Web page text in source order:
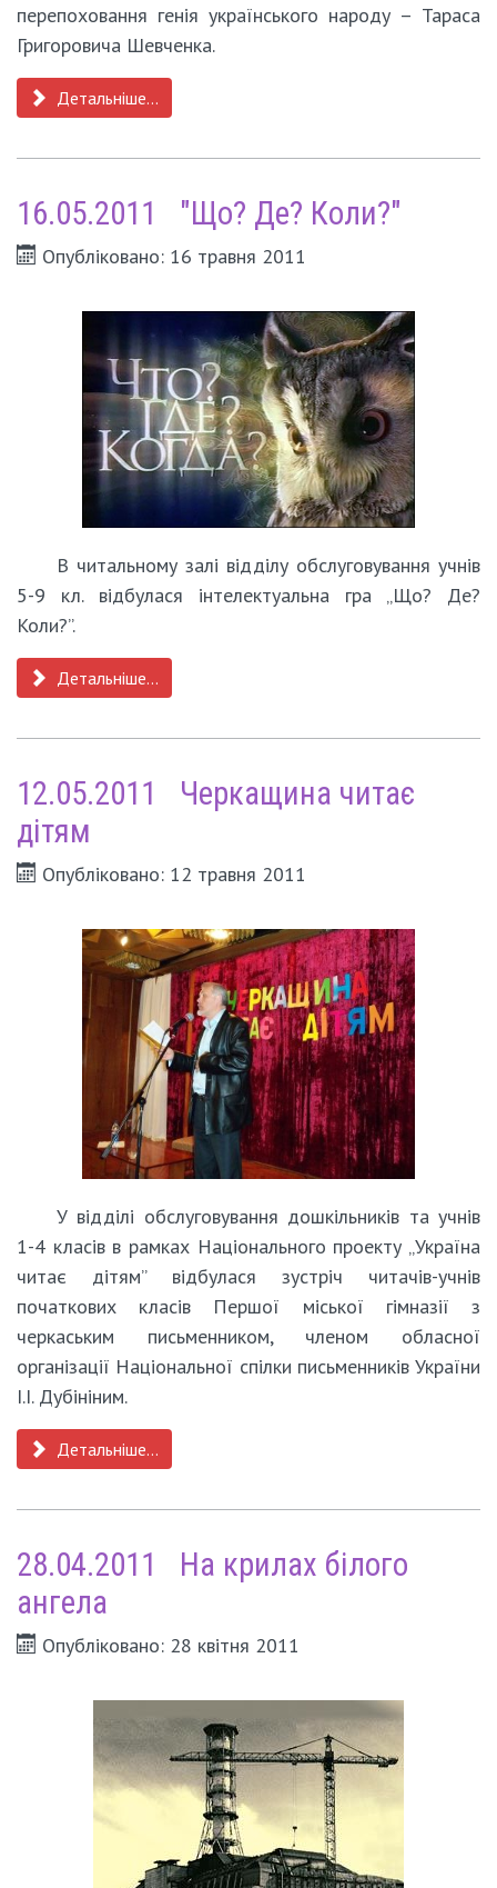
перепоховання генія українського народу – Тараса
Григоровича Шевченка.
Детальніше...
16.05.2011 "Що? Де? Коли?"
Опубліковано: 16 травня 2011
В читальному залі відділу обслуговування учнів
5-9 кл. відбулася інтелектуальна гра „Що? Де?
Коли?”.
Детальніше...
12.05.2011 Черкащина читає
дітям
Опубліковано: 12 травня 2011
У відділі обслуговування дошкільників та учнів
1-4 класів в рамках Національного проекту „Україна
читає дітям” відбулася зустріч читачів-учнів
початкових класів Першої міської гімназії з
черкаським письменником, членом обласної
організації Національної спілки письменників України
І.І. Дубініним.
Детальніше...
28.04.2011 На крилах білого
ангела
Опубліковано: 28 квітня 2011